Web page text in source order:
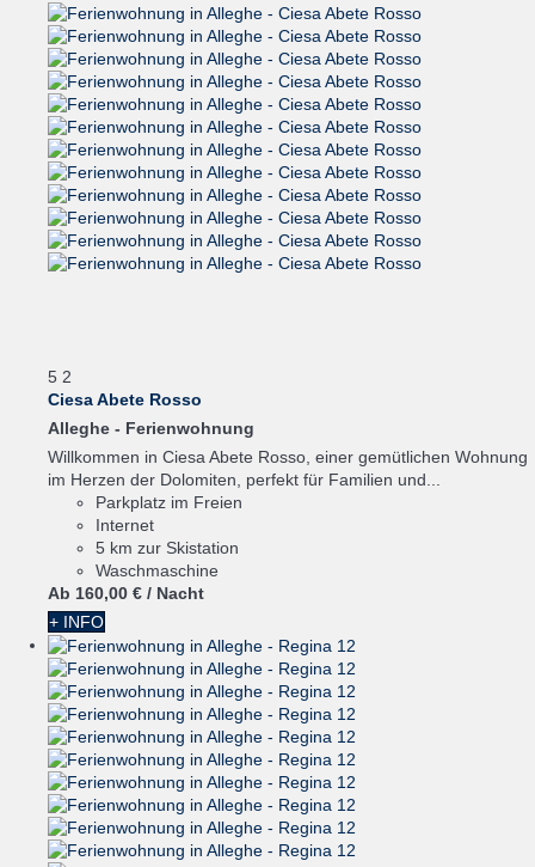
5 2
Ciesa Abete Rosso
Alleghe - Ferienwohnung
Willkommen in Ciesa Abete Rosso, einer gemütlichen Wohnung
im Herzen der Dolomiten, perfekt für Familien und...
Parkplatz im Freien
Internet
5 km zur Skistation
Waschmaschine
Ab 160,00 € / Nacht
+ INFO